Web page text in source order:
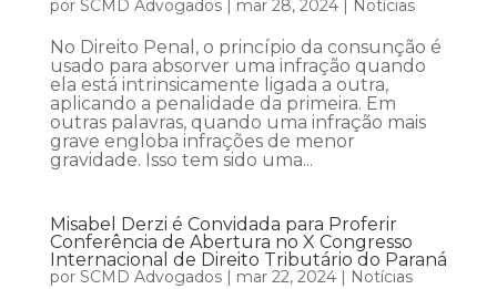
por SCMD Advogados| mar 28, 2024| Notícias
No Direito Penal, o princípio da consunção é
usado para absorver uma infração quando
ela está intrinsicamente ligada a outra,
aplicando a penalidade da primeira. Em
outras palavras, quando uma infração mais
grave engloba infrações de menor
gravidade. Isso tem sido uma...
Misabel Derzi é Convidada para Proferir
Conferência de Abertura no X Congresso
Internacional de Direito Tributário do Paraná
por SCMD Advogados| mar 22, 2024| Notícias